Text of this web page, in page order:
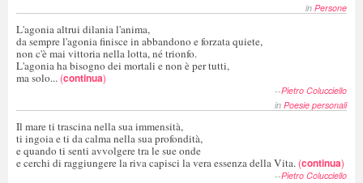
in Persone
L'agonia altrui dilania l'anima,
da sempre l'agonia finisce in abbandono e forzata quiete,
non c'è mai vittoria nella lotta, né trionfo.
L'agonia ha bisogno dei mortali e non è per tutti,
ma solo... (continua)
--Pietro Colucciello
in Poesie personali
Il mare ti trascina nella sua immensità,
ti ingoia e ti da calma nella sua profondità,
e quando ti senti avvolgere tra le sue onde
e cerchi di raggiungere la riva capisci la vera essenza della Vita. (continua)
--Pietro Colucciello